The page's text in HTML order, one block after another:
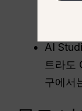
문서
AI
트라도
구에서